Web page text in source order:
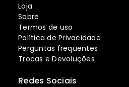
Loja
Sobre
Termos de uso
Política de Privacidade
Perguntas frequentes
Trocas e Devoluções
Redes Sociais